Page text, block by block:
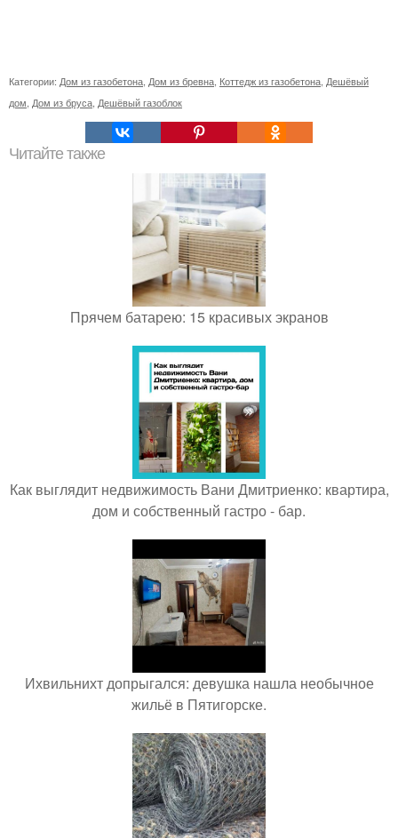
Категории: Дом из газобетона Дом из бревна Коттедж из газобетона Дешёвый
дом Дом из бруса Дешёвый газоблок
Читайте также
Прячем батарею: 15 красивых экранов
Как выглядит недвижимость Вани Дмитриенко: квартира,
дом и собственный гастро - бар.
Ихвильнихт допрыгался: девушка нашла необычное
жильё в Пятигорске.